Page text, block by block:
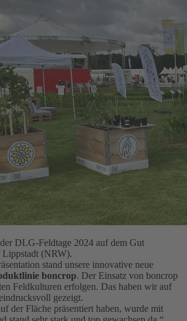
DLG-Feldtage 2024 auf dem Gut
(NRW).
stand unsere innovative neue
boncrop. Der Einsatz von boncrop
Feldkulturen erfolgen. Das haben wir auf
gezeigt.
der Fläche präsentiert haben, wurde mit